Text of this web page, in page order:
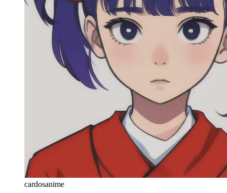
cardosanime